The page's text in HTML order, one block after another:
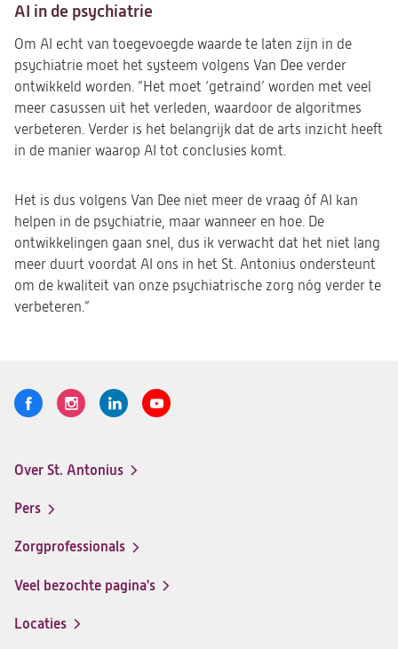
AI in de psychiatrie
Om AI echt van toegevoegde waarde te laten zijn in de
psychiatrie moet het systeem volgens Van Dee verder
ontwikkeld worden. ”Het moet ‘getraind’ worden met veel
meer casussen uit het verleden, waardoor de algoritmes
verbeteren. Verder is het belangrijk dat de arts inzicht heeft
in de manier waarop AI tot conclusies komt.
Het is dus volgens Van Dee niet meer de vraag óf AI kan
helpen in de psychiatrie, maar wanneer en hoe. De
ontwikkelingen gaan snel, dus ik verwacht dat het niet lang
meer duurt voordat AI ons in het St. Antonius ondersteunt
om de kwaliteit van onze psychiatrische zorg nóg verder te
verbeteren.”
Volg
Logo
een
ziekenhuis
op
Logo
een
op
Logo
een
op
Logo
menu
Over St. Antonius
Pers
Zorgprofessionals
Veel bezochte pagina's
Locaties